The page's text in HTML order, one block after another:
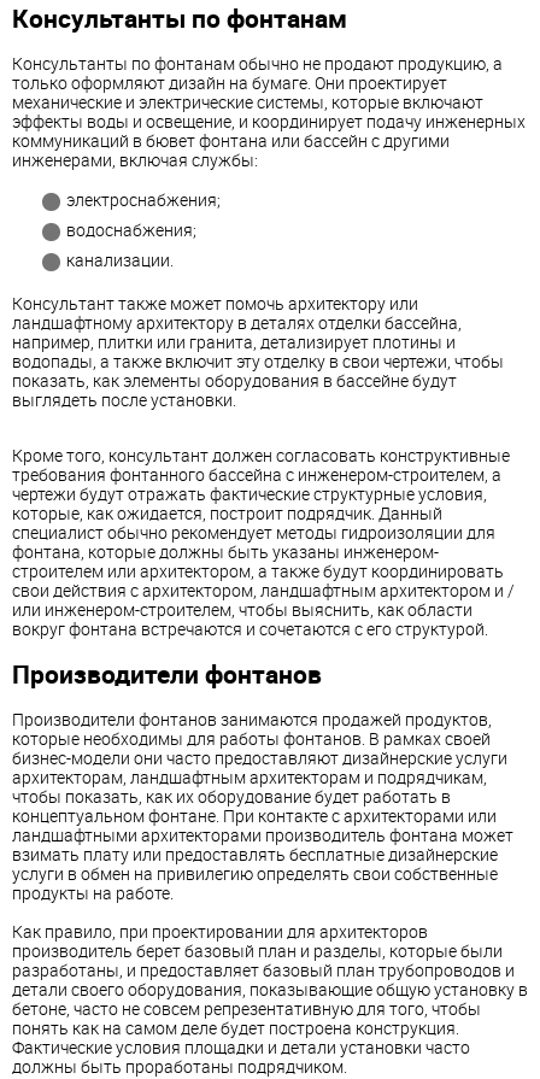
Консультанты по фонтанам
Консультанты по фонтанам обычно не продают продукцию, а
только оформляют дизайн на бумаге. Они проектирует
механические и электрические системы, которые включают
эффекты воды и освещение, и координирует подачу инженерных
коммуникаций в бювет фонтана или бассейн с другими
инженерами, включая службы:
электроснабжения;
водоснабжения;
канализации.
Консультант также может помочь архитектору или
ландшафтному архитектору в деталях отделки бассейна,
например, плитки или гранита, детализирует плотины и
водопады, а также включит эту отделку в свои чертежи, чтобы
показать, как элементы оборудования в бассейне будут
выглядеть после установки.
Кроме того, консультант должен согласовать конструктивные
требования фонтанного бассейна с инженером-строителем, а
чертежи будут отражать фактические структурные условия,
которые, как ожидается, построит подрядчик. Данный
специалист обычно рекомендует методы гидроизоляции для
фонтана, которые должны быть указаны инженером-
строителем или архитектором, а также будут координировать
свои действия с архитектором, ландшафтным архитектором и /
или инженером-строителем, чтобы выяснить, как области
вокруг фонтана встречаются и сочетаются с его структурой.
Производители фонтанов
Производители фонтанов занимаются продажей продуктов,
которые необходимы для работы фонтанов. В рамках своей
бизнес-модели они часто предоставляют дизайнерские услуги
архитекторам, ландшафтным архитекторам и подрядчикам,
чтобы показать, как их оборудование будет работать в
концептуальном фонтане. При контакте с архитекторами или
ландшафтными архитекторами производитель фонтана может
взимать плату или предоставлять бесплатные дизайнерские
услуги в обмен на привилегию определять свои собственные
продукты на работе.
Как правило, при проектировании для архитекторов
производитель берет базовый план и разделы, которые были
разработаны, и предоставляет базовый план трубопроводов и
детали своего оборудования, показывающие общую установку в
бетоне, часто не совсем репрезентативную для того, чтобы
понять как на самом деле будет построена конструкция.
Фактические условия площадки и детали установки часто
должны быть проработаны подрядчиком.